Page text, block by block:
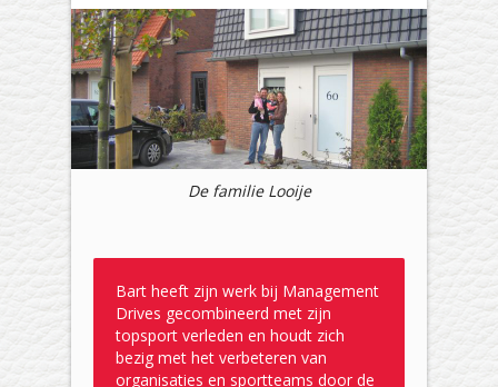
De familie Looije
Bart heeft zijn werk bij Management
Drives gecombineerd met zijn
topsport verleden en houdt zich
bezig met het verbeteren van
organisaties en sportteams door de